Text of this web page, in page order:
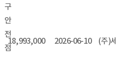
구
안
전
점
18,993,000 2026-06-10 (주)